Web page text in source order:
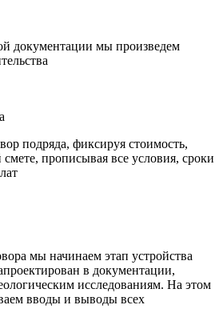
документации мы произведем
подряда, фиксируя стоимость,
прописывая все условия, сроки
мы начинаем этап устройства
в документации,
исследованиям. На этом
вводы и выводы всех